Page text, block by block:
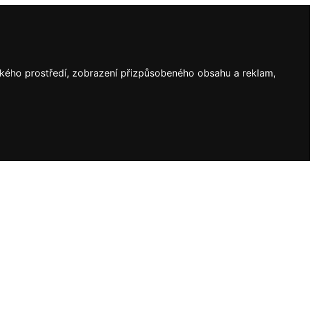
prostředí, zobrazení přizpůsobeného obsahu a reklam,